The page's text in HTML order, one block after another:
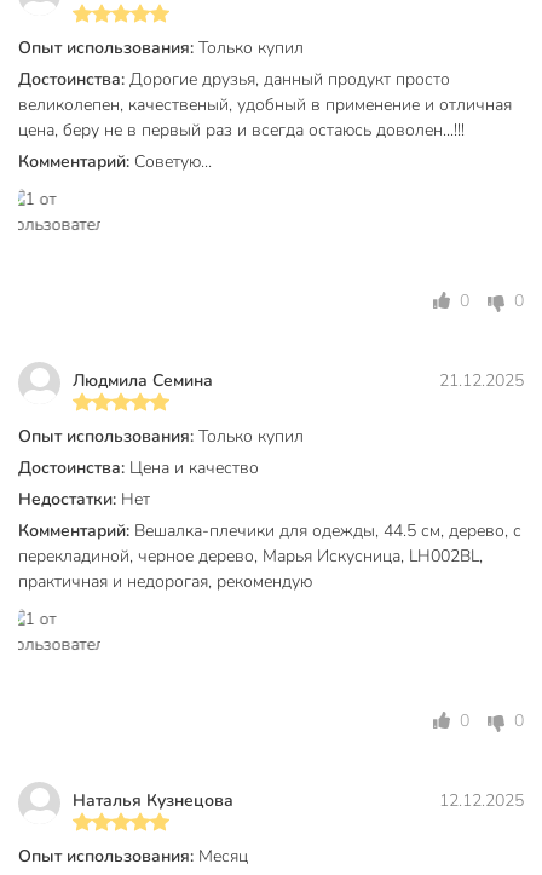
Опыт использования: Только купил
Достоинства: Дорогие друзья, данный продукт просто
великолепен, качественый, удобный в применение и отличная
цена, беру не в первый раз и всегда остаюсь доволен...!!!
Комментарий: Советую...
0 0
Людмила Семина 21.12.2025
Опыт использования: Только купил
Достоинства: Цена и качество
Недостатки: Нет
Комментарий: Вешалка-плечики для одежды, 44.5 см, дерево, с
перекладиной, черное дерево, Марья Искусница, LH002BL,
практичная и недорогая, рекомендую
0 0
Наталья Кузнецова 12.12.2025
Опыт использования: Месяц